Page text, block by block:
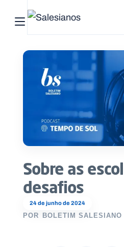
Abrir menu principal
24 de junho de 2024
Sobre as
desafios
POR BOLETIM SALESIANO
Pesquisar no site
Início
Quem
somos
O
que
fazemos
Recursos